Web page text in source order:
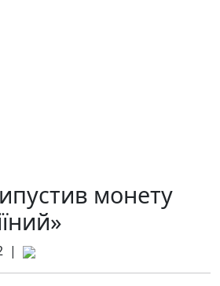
монету
|